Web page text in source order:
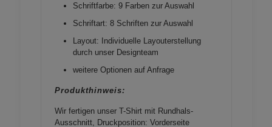
Schriftfarbe: 9 Farben zur Auswahl
Schriftart: 8 Schriften zur Auswahl
Layout: Individuelle Layouterstellung
durch unser Designteam
weitere Optionen auf Anfrage
Produkthinweis:
Wir fertigen unser T-Shirt mit Rundhals-
Ausschnitt, Druckposition: Vorderseite